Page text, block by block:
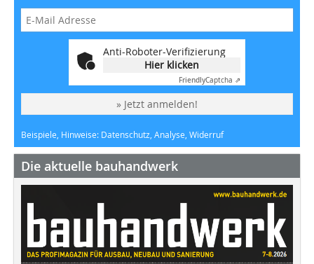
Anti-Roboter-Verifizierung
Hier klicken
FriendlyCaptcha ⇗
» Jetzt anmelden!
Beispiele, Hinweise: Datenschutz, Analyse, Widerruf
Die aktuelle bauhandwerk